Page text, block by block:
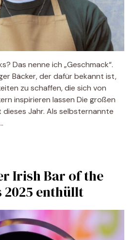
Das nenne ich „Geschmack“.
Bäcker, der dafür bekannt ist,
zu schaffen, die sich von
inspirieren lassen Die großen
Jahr. Als selbsternannte
Irish Bar of the
2025 enthüllt